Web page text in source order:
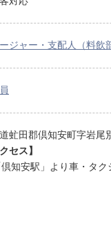
ジャー・支配人（料飲
虻田郡倶知安町字岩尾
セス】
知安駅」より車・タク